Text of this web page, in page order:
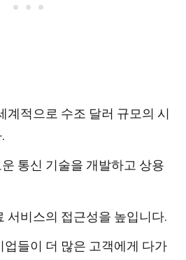
계적으로 수조 달러 규모의 시
통신 기술을 개발하고 상용
서비스의 접근성을 높입니다.
업들이 더 많은 고객에게 다가